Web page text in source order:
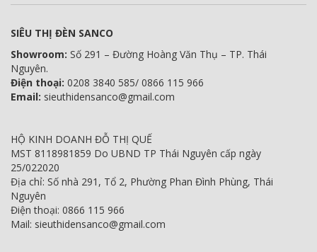
SIÊU THỊ ĐÈN SANCO
Showroom: Số 291 – Đường Hoàng Văn Thụ – TP. Thái
Nguyên.
Điện thoại: 0208 3840 585/ 0866 115 966
Email: sieuthidensanco@gmail.com
HỘ KINH DOANH ĐỖ THỊ QUẾ
MST 8118981859 Do UBND TP Thái Nguyên cấp ngày
25/022020
Địa chỉ: Số nhà 291, Tổ 2, Phường Phan Đình Phùng, Thái
Nguyên
Điện thoại: 0866 115 966
Mail: sieuthidensanco@gmail.com